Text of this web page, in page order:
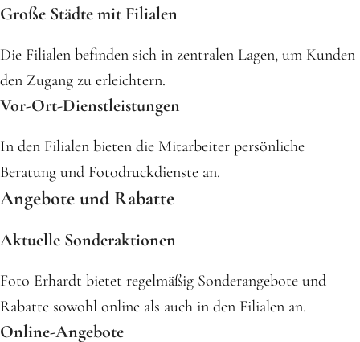
Große Städte mit Filialen
Die Filialen befinden sich in zentralen Lagen, um Kunden
den Zugang zu erleichtern.
Vor-Ort-Dienstleistungen
In den Filialen bieten die Mitarbeiter persönliche
Beratung und Fotodruckdienste an.
Angebote und Rabatte
Aktuelle Sonderaktionen
Foto Erhardt bietet regelmäßig Sonderangebote und
Rabatte sowohl online als auch in den Filialen an.
Online-Angebote